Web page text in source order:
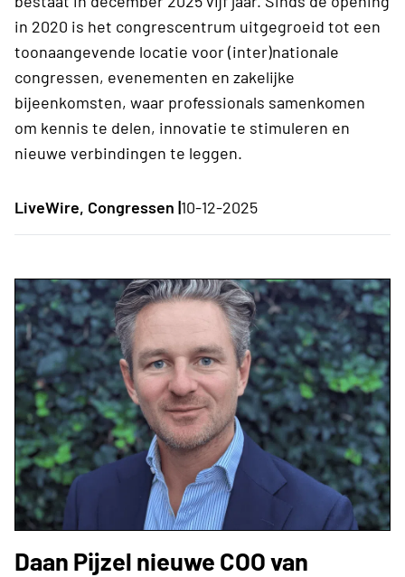
in 2020 is het congrescentrum uitgegroeid tot een
toonaangevende locatie voor (inter)nationale
congressen, evenementen en zakelijke
bijeenkomsten, waar professionals samenkomen
om kennis te delen, innovatie te stimuleren en
nieuwe verbindingen te leggen.
LiveWire, Congressen |10-12-2025
Daan Pijzel nieuwe COO van